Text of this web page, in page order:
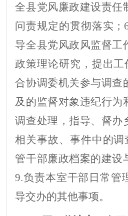
全县党风廉政建设责任
问责规定的贯彻落实；
导全县党风政风监督工
政策理论研究，提出工
合协调委机关参与调查
及的监督对象违纪行为
调查处理，指导、督办
相关事故、事件中的调
管干部廉政档案的建设
9.负责本室干部日常管
导交办的其他事项。